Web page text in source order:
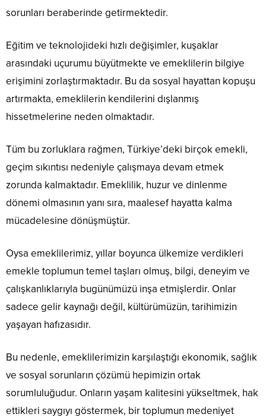
sorunları beraberinde getirmektedir.
Eğitim ve teknolojideki hızlı değişimler, kuşaklar
arasındaki uçurumu büyütmekte ve emeklilerin bilgiye
erişimini zorlaştırmaktadır. Bu da sosyal hayattan kopuşu
artırmakta, emeklilerin kendilerini dışlanmış
hissetmelerine neden olmaktadır.
Tüm bu zorluklara rağmen, Türkiye’deki birçok emekli,
geçim sıkıntısı nedeniyle çalışmaya devam etmek
zorunda kalmaktadır. Emeklilik, huzur ve dinlenme
dönemi olmasının yanı sıra, maalesef hayatta kalma
mücadelesine dönüşmüştür.
Oysa emeklilerimiz, yıllar boyunca ülkemize verdikleri
emekle toplumun temel taşları olmuş, bilgi, deneyim ve
çalışkanlıklarıyla bugünümüzü inşa etmişlerdir. Onlar
sadece gelir kaynağı değil, kültürümüzün, tarihimizin
yaşayan hafızasıdır.
Bu nedenle, emeklilerimizin karşılaştığı ekonomik, sağlık
ve sosyal sorunların çözümü hepimizin ortak
sorumluluğudur. Onların yaşam kalitesini yükseltmek, hak
ettikleri saygıyı göstermek, bir toplumun medeniyet